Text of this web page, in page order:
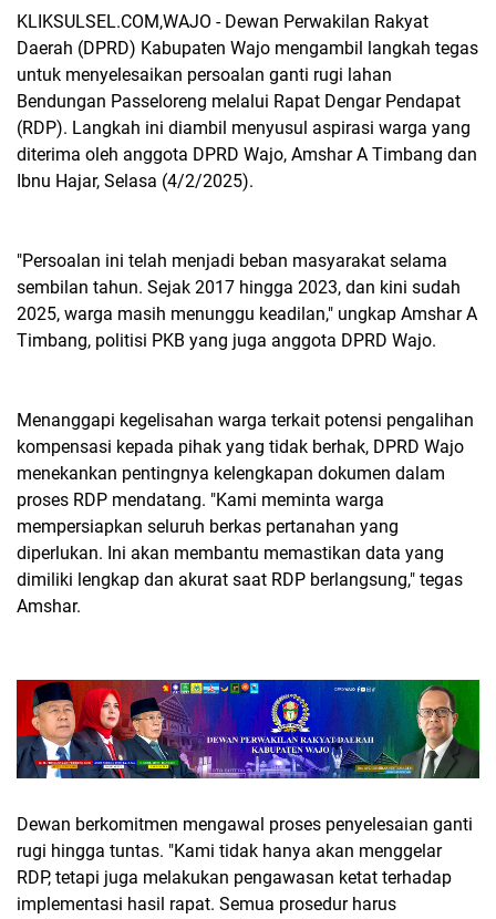
KLIKSULSEL.COM,WAJO - Dewan Perwakilan Rakyat
Daerah (DPRD) Kabupaten Wajo mengambil langkah tegas
untuk menyelesaikan persoalan ganti rugi lahan
Bendungan Passeloreng melalui Rapat Dengar Pendapat
(RDP). Langkah ini diambil menyusul aspirasi warga yang
diterima oleh anggota DPRD Wajo, Amshar A Timbang dan
Ibnu Hajar, Selasa (4/2/2025).
"Persoalan ini telah menjadi beban masyarakat selama
sembilan tahun. Sejak 2017 hingga 2023, dan kini sudah
2025, warga masih menunggu keadilan," ungkap Amshar A
Timbang, politisi PKB yang juga anggota DPRD Wajo.
Menanggapi kegelisahan warga terkait potensi pengalihan
kompensasi kepada pihak yang tidak berhak, DPRD Wajo
menekankan pentingnya kelengkapan dokumen dalam
proses RDP mendatang. "Kami meminta warga
mempersiapkan seluruh berkas pertanahan yang
diperlukan. Ini akan membantu memastikan data yang
dimiliki lengkap dan akurat saat RDP berlangsung," tegas
Amshar.
Dewan berkomitmen mengawal proses penyelesaian ganti
rugi hingga tuntas. "Kami tidak hanya akan menggelar
RDP, tetapi juga melakukan pengawasan ketat terhadap
implementasi hasil rapat. Semua prosedur harus